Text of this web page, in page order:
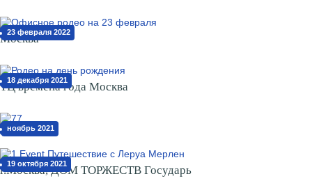
23 февраля 2022
Москва
18 декабря 2021
ТЦ времена года Москва
ноябрь 2021
19 октября 2021
г.Москва, ДОМ ТОРЖЕСТВ Государь